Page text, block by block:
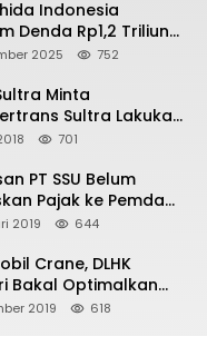
Indonesia
Denda Rp1,2 Triliun
Tambang
2025 752
Minta
Sultra Lakukan
TKA701
PT SSU Belum
Pajak ke Pemda
Sebesar Rp8 Miliar
2019 644
Crane, DLHK
Bakal Optimalkan
Pohon Peneduh
2019 618